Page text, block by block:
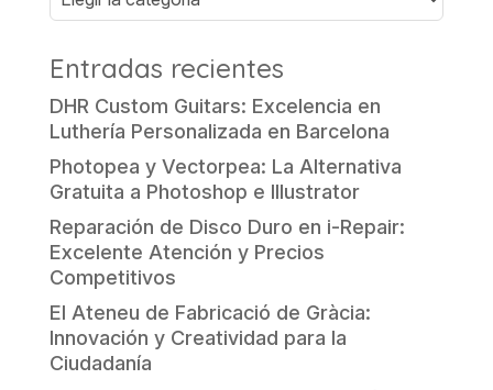
Entradas recientes
DHR Custom Guitars: Excelencia en
Luthería Personalizada en Barcelona
Photopea y Vectorpea: La Alternativa
Gratuita a Photoshop e Illustrator
Reparación de Disco Duro en i-Repair:
Excelente Atención y Precios
Competitivos
El Ateneu de Fabricació de Gràcia:
Innovación y Creatividad para la
Ciudadanía